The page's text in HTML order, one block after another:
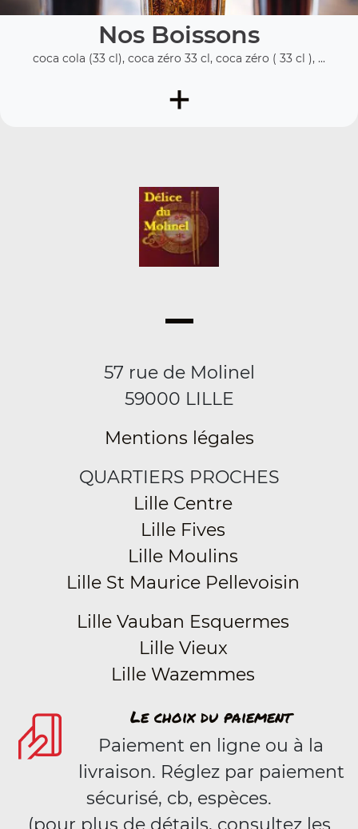
Nos Boissons
coca cola (33 cl), coca zéro 33 cl, coca zéro ( 33 cl ), ...
+
57 rue de Molinel
59000 LILLE
Mentions légales
QUARTIERS PROCHES
Lille Centre
Lille Fives
Lille Moulins
Lille St Maurice Pellevoisin
Lille Vauban Esquermes
Lille Vieux
Lille Wazemmes
Le choix du paiement
Paiement en ligne ou à la
livraison. Réglez par paiement
sécurisé, cb, espèces.
(pour plus de détails, consultez les